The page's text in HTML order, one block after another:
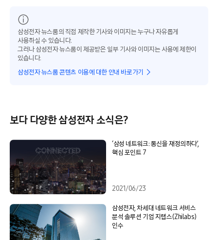
삼성전자 뉴스룸의 직접 제작한 기사와 이미지는 누구나 자유롭게
사용하실 수 있습니다.
그러나 삼성전자 뉴스룸이 제공받은 일부 기사와 이미지는 사용에 제한이
있습니다.
삼성전자 뉴스룸 콘텐츠 이용에 대한 안내 바로가기
보다 다양한 삼성전자 소식은?
‘삼성 네트워크: 통신을 재정의하다’,
핵심 포인트 7
2021/06/23
삼성전자, 차세대 네트워크 서비스
분석 솔루션 기업 지랩스(Zhilabs)
인수